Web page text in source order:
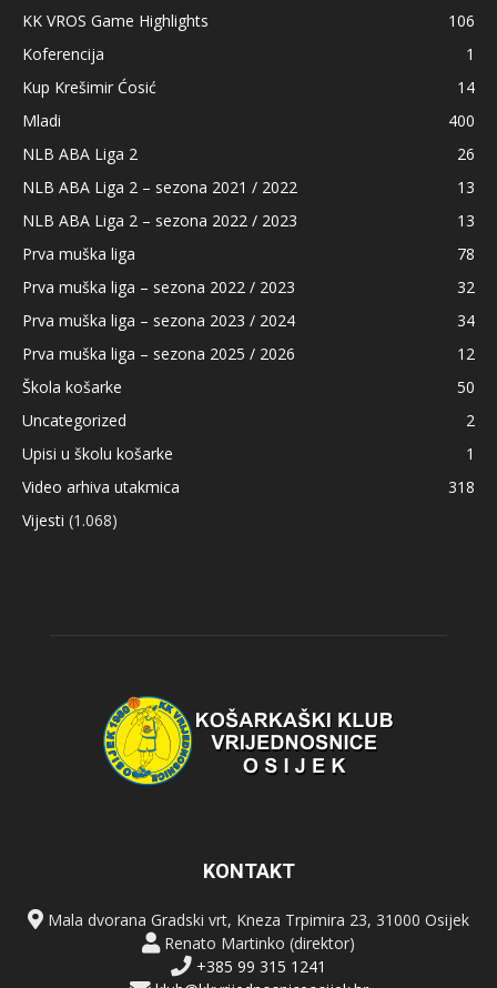
KK VROS Game Highlights
106
Koferencija
1
Kup Krešimir Ćosić
14
Mladi
400
NLB ABA Liga 2
26
NLB ABA Liga 2 – sezona 2021 / 2022
13
NLB ABA Liga 2 – sezona 2022 / 2023
13
Prva muška liga
78
Prva muška liga – sezona 2022 / 2023
32
Prva muška liga – sezona 2023 / 2024
34
Prva muška liga – sezona 2025 / 2026
12
Škola košarke
50
Uncategorized
2
Upisi u školu košarke
1
Video arhiva utakmica
318
Vijesti (1.068)
KONTAKT
Mala dvorana Gradski vrt, Kneza Trpimira 23, 31000 Osijek
Renato Martinko (direktor)
+385 99 315 1241